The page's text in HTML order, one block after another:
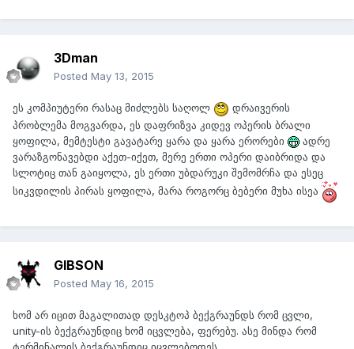
3Dman
Posted May 13, 2015
ეს კომპიუტერი რასაც მიძლებს საღოლ
დრაივერის
პრობლემა მოგვარდა, ეს დაფრიზვა კიდევ ოპერის ბრალი
ყოფილა, მემტესტი გავატარე ყარა და ყარა ერორები
ადრე
ვარაზგონავებდი აქეთ-იქეთ, მერე ერთი ოპერი დაიბრიდა და
სლოტიც თან გაიყოლა, ეს ერთი უბდარუკი შემომრჩა და ესეც
სიკვდილის პირას ყოფილა, მარა როგორც ბებერი მუხა ისეა
GIBSON
Posted May 16, 2015
ხომ არ იცით მაგალითად დესკტოპ ბექგრაუნდს რომ ცვლი,
unity-ის ბექგრაუნდიც ხომ იცვლება, ფერებუ. ასე მინდა რომ